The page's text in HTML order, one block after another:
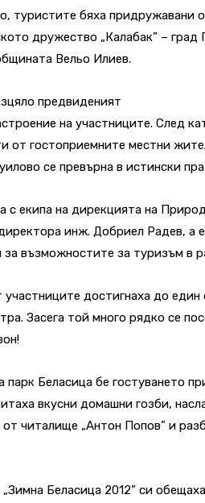
туристите бяха придружавани
дружество „Калабак” –
Вельо Илиев.
предвиденият
на участниците. След
от гостоприемните местни
се превърна в истински
с екипа на дирекцията на
инж. Добриел Радев, а
за възможностите за туризъм в
достигнаха до един
Засега той много рядко се
Беласица бе гостуването
вкусни домашни гозби,
читалище „Антон Попов” и
Беласица 2012” си